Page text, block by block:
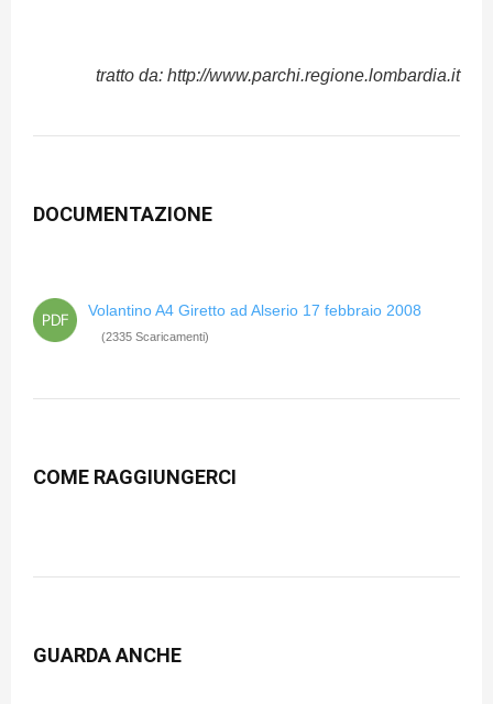
tratto da: http://www.parchi.regione.lombardia.it
DOCUMENTAZIONE
Volantino A4 Giretto ad Alserio 17 febbraio 2008
(2335 Scaricamenti)
COME RAGGIUNGERCI
GUARDA ANCHE